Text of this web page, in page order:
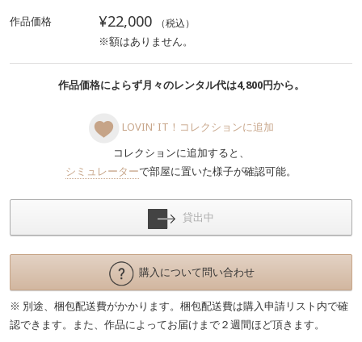
作品価格 ¥22,000 （税込）
※額はありません。
作品価格によらず月々のレンタル代は4,800円から。
LOVIN' IT！コレクションに追加
コレクションに追加すると、
シミュレーターで部屋に置いた様子が確認可能。
貸出中
購入について問い合わせ
※ 別途、梱包配送費がかかります。梱包配送費は購入申請リスト内で確
認できます。また、作品によってお届けまで２週間ほど頂きます。